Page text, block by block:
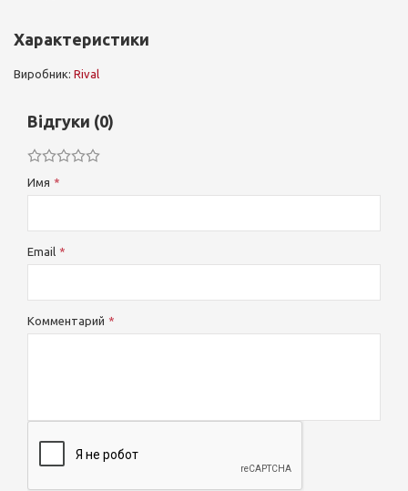
Характеристики
Виробник: Rival
Відгуки (0)
Имя
Email
Комментарий